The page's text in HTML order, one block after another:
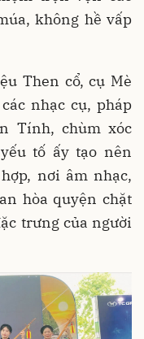
không hề vấp
Then cổ, cụ Mè
nhạc cụ, pháp
Tính, chùm xóc
tố ấy tạo nên
nơi âm nhạc,
hòa quyện chặt
trưng của người